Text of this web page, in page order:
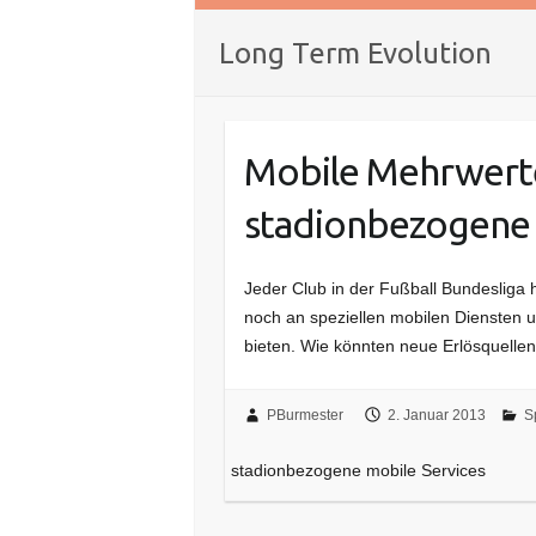
Long Term Evolution
Mobile
Jeder Club in der Fußball Bundesliga
noch an speziellen mobilen Diensten
bieten. Wie könnten neue
PBurmester 2. Januar 2013
stadionbezogene mobile Services